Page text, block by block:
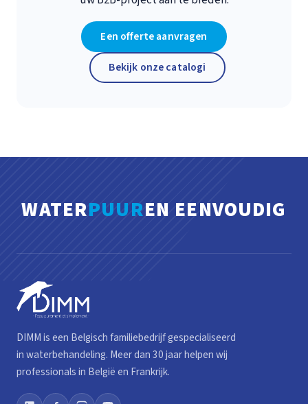
Een offerte aanvragen
Bekijk onze catalogi
WATERPUUREN EENVOUDIG
DIMM is een Belgisch familiebedrijf gespecialiseerd
in waterbehandeling. Meer dan 30 jaar helpen wij
professionals in België en Frankrijk.